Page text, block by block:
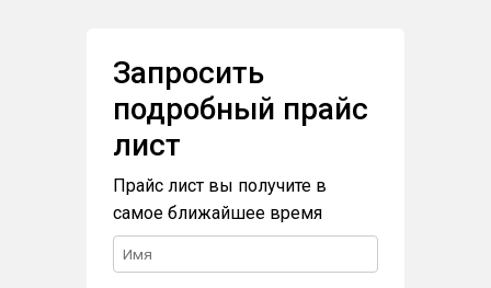
Запросить
подробный прайс
лист
Прайс лист вы получите в
самое ближайшее время